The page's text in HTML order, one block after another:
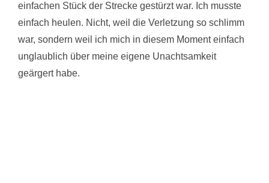
einfachen Stück der Strecke gestürzt war. Ich musste
einfach heulen. Nicht, weil die Verletzung so schlimm
war, sondern weil ich mich in diesem Moment einfach
unglaublich über meine eigene Unachtsamkeit
geärgert habe.